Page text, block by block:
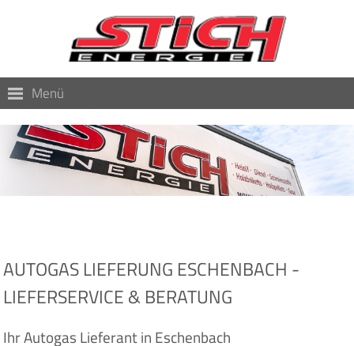
Menü
AUTOGAS LIEFERUNG ESCHENBACH -
LIEFERSERVICE & BERATUNG
Ihr Autogas Lieferant in Eschenbach